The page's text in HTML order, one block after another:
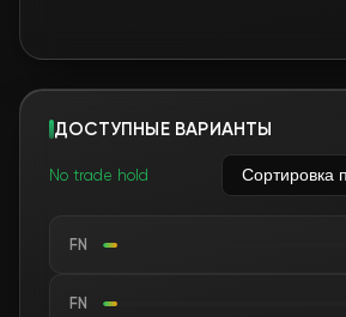
ДОСТУПНЫЕ ВАРИАНТЫ
No trade hold
FN
FN